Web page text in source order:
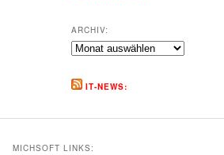
ARCHIV:
Archiv:
IT-NEWS:
MICHSOFT LINKS: